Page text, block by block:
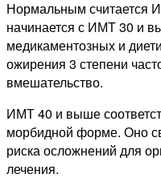
Нормальным считается
начинается с ИМТ 30 и
медикаментозных и
ожирения 3 степени
вмешательство.
ИМТ 40 и выше
морбидной форме. Оно
риска осложнений для
лечения.